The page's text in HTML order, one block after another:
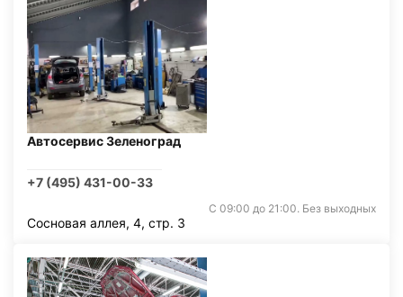
Автосервис Зеленоград
+7 (495) 431-00-33
С 09:00 до 21:00. Без выходных
Сосновая аллея, 4, стр. 3